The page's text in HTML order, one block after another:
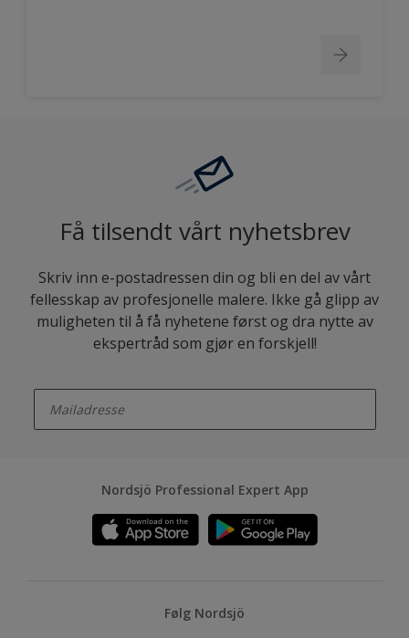
Få tilsendt vårt nyhetsbrev
Skriv inn e-postadressen din og bli en del av vårt
fellesskap av profesjonelle malere. Ikke gå glipp av
muligheten til å få nyhetene først og dra nytte av
ekspertråd som gjør en forskjell!
Nordsjö Professional Expert App
Følg Nordsjö